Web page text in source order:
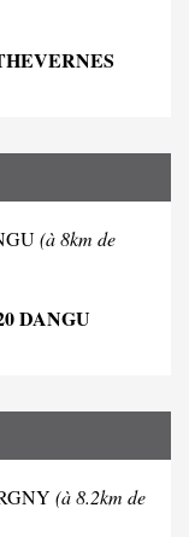
(à 8km de
DANGU
(à 8.2km de